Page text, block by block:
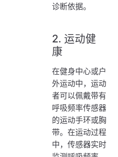
诊断依据。
2. 运动健
康
在健身中心或户
外运动中，运动
者可以佩戴带有
呼吸频率传感器
的运动手环或胸
带。在运动过程
中，传感器实时